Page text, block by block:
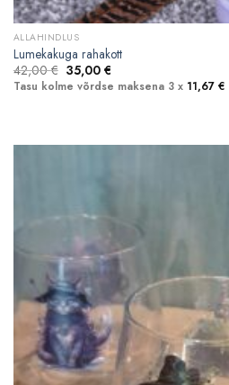
ALLAHINDLUS
Lumekakuga rahakott
42,00€ Algne
hind
oli:
35,00 €Current
price
is:
Tasu kolme võrdse maksena 3 x 11,67 €